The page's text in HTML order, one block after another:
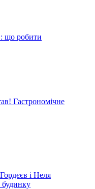
що робити
Гастрономічне
і Неля
будинку